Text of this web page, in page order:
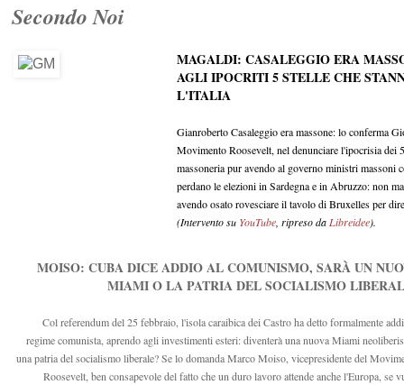
Secondo Noi
MAGALDI: CASALEGGIO ERA
AGLI IPOCRITI 5 STELLE CHE
L'ITALIA
Gianroberto Casaleggio era massone: lo conferma
Movimento Roosevelt, nel denunciare l'ipocrisia dei
massoneria pur avendo al governo ministri massoni
perdano le elezioni in Sardegna e in Abruzzo: non
avendo osato rovesciare il tavolo di Bruxelles per
(Intervento su YouTube , ripreso da Libreidee).
MOISO: CUBA DICE ADDIO AL COMUNISMO, SARÀ UN
MIAMI O LA PATRIA DEL SOCIALISMO
Col referendum del 25 febbraio, l'isola caraibica dei Castro ha detto formalmente
regime comunista, aprendo agli investimenti esteri: diventerà una nuova Miami
una patria del socialismo liberale? Se lo domanda Marco Moiso, vicepresidente del
Roosevelt, ben consapevole del fatto che un duro lavoro attende anche l'Europa, se